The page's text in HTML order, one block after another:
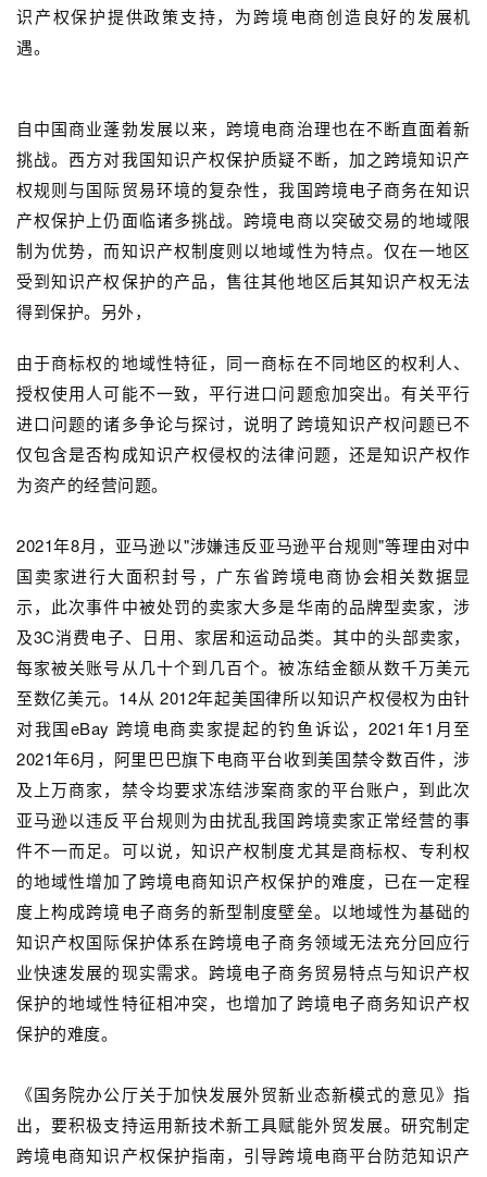
识产权保护提供政策支持，为跨境电商创造良好的发展机
遇。
自中国商业蓬勃发展以来，跨境电商治理也在不断直面着新
挑战。西方对我国知识产权保护质疑不断，加之跨境知识产
权规则与国际贸易环境的复杂性，我国跨境电子商务在知识
产权保护上仍面临诸多挑战。跨境电商以突破交易的地域限
制为优势，而知识产权制度则以地域性为特点。仅在一地区
受到知识产权保护的产品，售往其他地区后其知识产权无法
得到保护。另外，
由于商标权的地域性特征，同一商标在不同地区的权利人、
授权使用人可能不一致，平行进口问题愈加突出。有关平行
进口问题的诸多争论与探讨，说明了跨境知识产权问题已不
仅包含是否构成知识产权侵权的法律问题，还是知识产权作
为资产的经营问题。
2021年8月，亚马逊以"涉嫌违反亚马逊平台规则"等理由对中
国卖家进行大面积封号，广东省跨境电商协会相关数据显
示，此次事件中被处罚的卖家大多是华南的品牌型卖家，涉
及3C消费电子、日用、家居和运动品类。其中的头部卖家，
每家被关账号从几十个到几百个。被冻结金额从数千万美元
至数亿美元。14从 2012年起美国律所以知识产权侵权为由针
对我国eBay 跨境电商卖家提起的钓鱼诉讼，2021年1月至
2021年6月，阿里巴巴旗下电商平台收到美国禁令数百件，涉
及上万商家，禁令均要求冻结涉案商家的平台账户，到此次
亚马逊以违反平台规则为由扰乱我国跨境卖家正常经营的事
件不一而足。可以说，知识产权制度尤其是商标权、专利权
的地域性增加了跨境电商知识产权保护的难度，已在一定程
度上构成跨境电子商务的新型制度壁垒。以地域性为基础的
知识产权国际保护体系在跨境电子商务领域无法充分回应行
业快速发展的现实需求。跨境电子商务贸易特点与知识产权
保护的地域性特征相冲突，也增加了跨境电子商务知识产权
保护的难度。
《国务院办公厅关于加快发展外贸新业态新模式的意见》指
出，要积极支持运用新技术新工具赋能外贸发展。研究制定
跨境电商知识产权保护指南，引导跨境电商平台防范知识产